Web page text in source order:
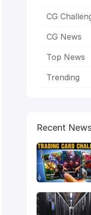
CG
CG News
Top News
Trending
Recent